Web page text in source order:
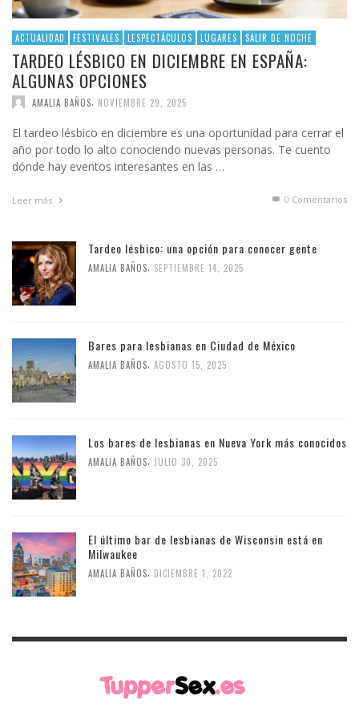
ACTUALIDAD FESTIVALES LESPECTÁCULOS LUGARES SALIR DE NOCHE
TARDEO LÉSBICO EN DICIEMBRE EN ESPAÑA:
ALGUNAS OPCIONES
AMALIA BAÑOS NOVIEMBRE 29, 2025
El tardeo lésbico en diciembre es una oportunidad para cerrar el
año por todo lo alto conociendo nuevas personas. Te cuento
dónde hay eventos interesantes en las …
Leer más 0 Comentarios
Tardeo lésbico: una opción para conocer gente
AMALIA BAÑOS, SEPTIEMBRE 14, 2025
Bares para lesbianas en Ciudad de México
AMALIA BAÑOS, AGOSTO 15, 2025
Los bares de lesbianas en Nueva York más conocidos
AMALIA BAÑOS, JULIO 30, 2025
El último bar de lesbianas de Wisconsin está en
Milwaukee
AMALIA BAÑOS, DICIEMBRE 1, 2022